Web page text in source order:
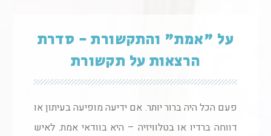
על "אמת" והתקשורת - סדרת
הרצאות על תקשורת
פעם הכל היה ברור יותר. אם ידיעה מופיעה בעיתון או
דווחה ברדיו או בטלוויזיה – היא בוודאי אמת. לאיש